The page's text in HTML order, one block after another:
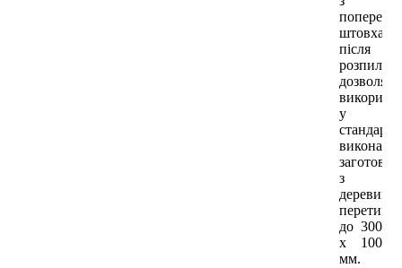
після
дозволяє
у
виконанні
заготовку
з
деревини
до 300
х 100
мм.